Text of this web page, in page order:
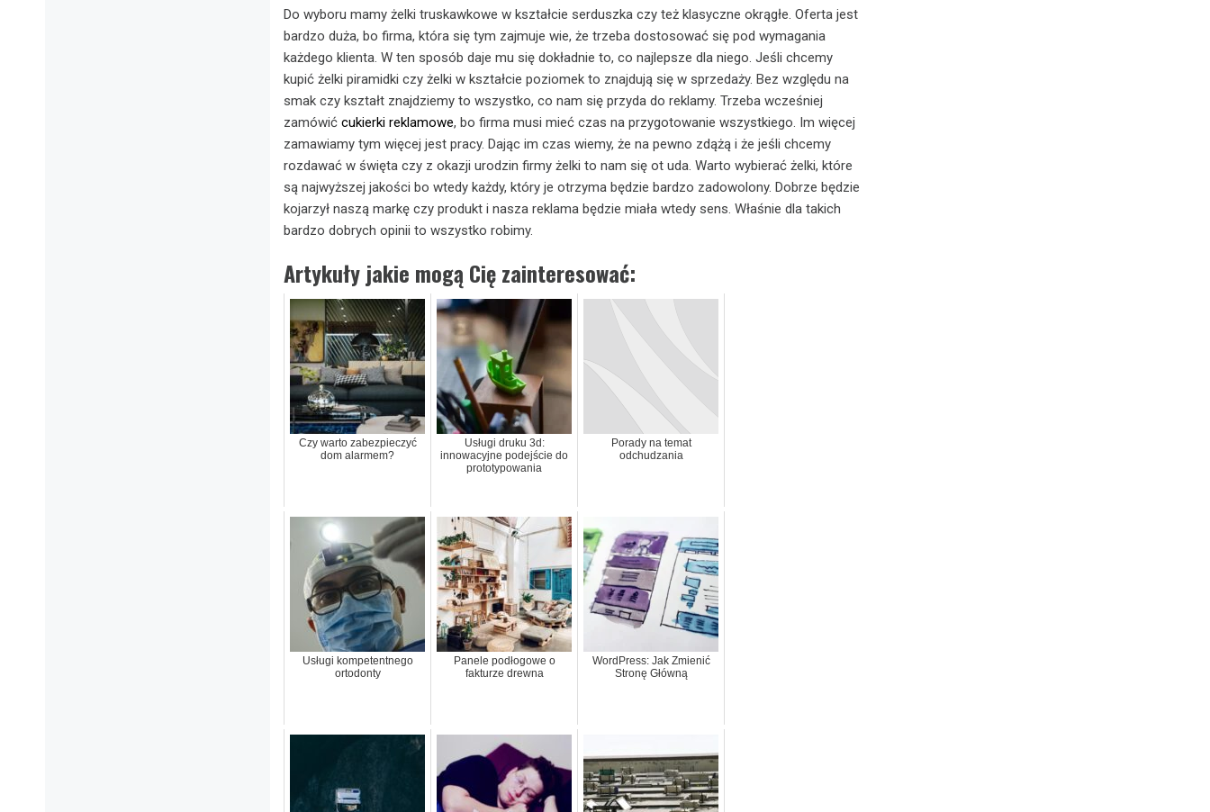
Do wyboru mamy żelki truskawkowe w kształcie serduszka czy też klasyczne okrągłe. Oferta jest
bardzo duża, bo firma, która się tym zajmuje wie, że trzeba dostosować się pod wymagania
każdego klienta. W ten sposób daje mu się dokładnie to, co najlepsze dla niego. Jeśli chcemy
kupić żelki piramidki czy żelki w kształcie poziomek to znajdują się w sprzedaży. Bez względu na
smak czy kształt znajdziemy to wszystko, co nam się przyda do reklamy. Trzeba wcześniej
zamówić cukierki reklamowe, bo firma musi mieć czas na przygotowanie wszystkiego. Im więcej
zamawiamy tym więcej jest pracy. Dając im czas wiemy, że na pewno zdążą i że jeśli chcemy
rozdawać w święta czy z okazji urodzin firmy żelki to nam się ot uda. Warto wybierać żelki, które
są najwyższej jakości bo wtedy każdy, który je otrzyma będzie bardzo zadowolony. Dobrze będzie
kojarzył naszą markę czy produkt i nasza reklama będzie miała wtedy sens. Właśnie dla takich
bardzo dobrych opinii to wszystko robimy.
Artykuły jakie mogą Cię zainteresować:
Czy warto zabezpieczyć
dom alarmem?
Usługi druku 3d:
innowacyjne podejście do
prototypowania
Porady na temat
odchudzania
Usługi kompetentnego
ortodonty
Panele podłogowe o
fakturze drewna
WordPress: Jak Zmienić
Stronę Główną